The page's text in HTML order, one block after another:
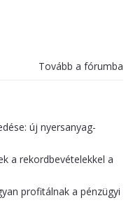
Tovább a fórumba
új nyersanyag-
a rekordbevételekkel a
profitálnak a pénzügyi